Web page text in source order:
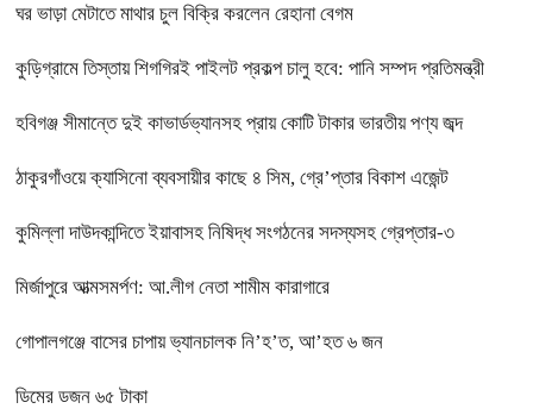
ঘর ভাড়া মেটাতে মাথার চুল বিক্রি করলেন রেহানা বেগম
কুড়িগ্রামে তিস্তায় শিগগিরই পাইলট প্রকল্প চালু হবে: পানি সম্পদ প্রতিমন্ত্রী
হবিগঞ্জ সীমান্তে দুই কাভার্ডভ্যানসহ প্রায় কোটি টাকার ভারতীয় পণ্য জব্দ
ঠাকুরগাঁওয়ে ক্যাসিনো ব্যবসায়ীর কাছে ৪ সিম, গ্রে’প্তার বিকাশ এজেন্ট
কুমিল্লা দাউদকান্দিতে ইয়াবাসহ নিষিদ্ধ সংগঠনের সদস্যসহ গ্রেপ্তার-৩
মির্জাপুরে আত্মসমর্পণ: আ.লীগ নেতা শামীম কারাগারে
গোপালগঞ্জে বাসের চাপায় ভ্যানচালক নি’হ’ত, আ’হত ৬ জন
ডিমের ডজন ৬৫ টাকা